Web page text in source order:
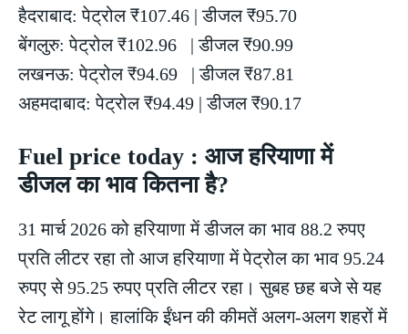
हैदराबाद: पेट्रोल ₹107.46 | डीजल ₹95.70
बेंगलुरु: पेट्रोल ₹102.96 | डीजल ₹90.99
लखनऊ: पेट्रोल ₹94.69 | डीजल ₹87.81
अहमदाबाद: पेट्रोल ₹94.49 | डीजल ₹90.17
Fuel price today : आज हरियाणा में
डीजल का भाव कितना है?
31 मार्च 2026 को हरियाणा में डीजल का भाव 88.2 रुपए
प्रति लीटर रहा तो आज हरियाणा में पेट्रोल का भाव 95.24
रुपए से 95.25 रुपए प्रति लीटर रहा। सुबह छह बजे से यह
रेट लागू होंगे। हालांकि ईंधन की कीमतें अलग-अलग शहरों में